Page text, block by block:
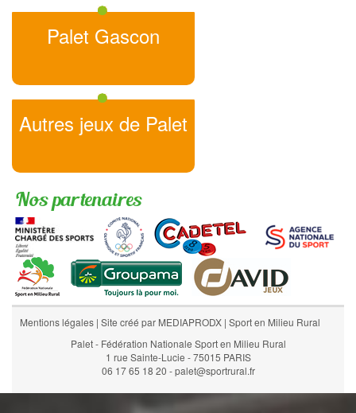
Palet Gascon
Autres jeux de Palet
Nos partenaires
Mentions légales | Site créé par MEDIAPRODX | Sport en Milieu Rural
Palet - Fédération Nationale Sport en Milieu Rural
1 rue Sainte-Lucie - 75015 PARIS
06 17 65 18 20 - palet@sportrural.fr